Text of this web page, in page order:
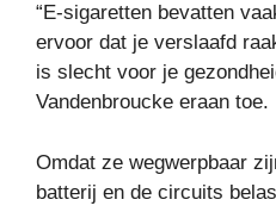
“E-sigaretten bevatten
ervoor dat je verslaafd
is slecht voor je
Vandenbroucke eraan toe.
Omdat ze wegwerpbaar
batterij en de circuits